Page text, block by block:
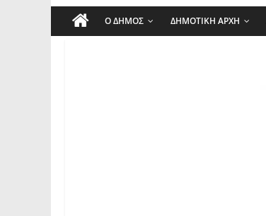
Ο ΔΗΜΟΣ ΔΗΜΟΤΙΚΗ ΑΡΧΗ